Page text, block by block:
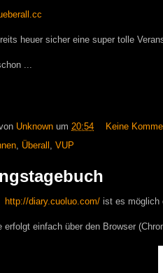
heuer sicher eine super tolle
...
Unknown um 20:54
Keine
, Überall , VUP
http://diary.cuoluo.com/ ist es möglich
erfolgt einfach über den Browser